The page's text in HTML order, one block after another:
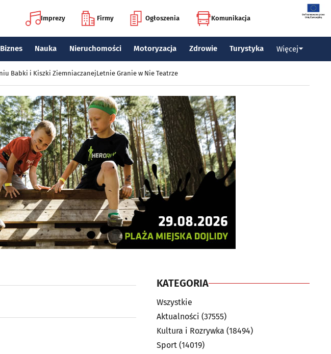
Imprezy Firmy Ogłoszenia Komunikacja
Biznes Nauka Nieruchomości Motoryzacja Zdrowie Turystyka Więcej
Babki i Kiszki ZiemniaczanejLetnie Granie w Nie Teatrze
KATEGORIA
Wszystkie
Aktualności (37555)
Kultura i Rozrywka (18494)
Sport (14019)